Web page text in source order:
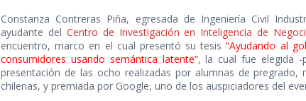
Constanza Contreras Piña, egresada de Ingeniería Civil
ayudante del Centro de Investigación en Inteligencia de
encuentro, marco en el cual presentó su tesis“Ayudando al
consumidores usando semántica latente”, la cual fue elegida
presentación de las ocho realizadas por alumnas de
chilenas, y premiada por Google, uno de los auspiciadores del